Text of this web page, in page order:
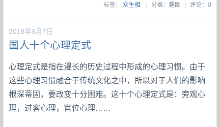
标签： 众生相 | 分类：趣图 | 评论：0
2018年8月7日
国人十个心理定式
心理定式是指在漫长的历史过程中形成的心理习惯。由于
这些心理习惯融合于传统文化之中，所以对于人们的影响
根深蒂固，要改变十分困难。这十个心理定式是：旁观心
理，过客心理，官位心理……